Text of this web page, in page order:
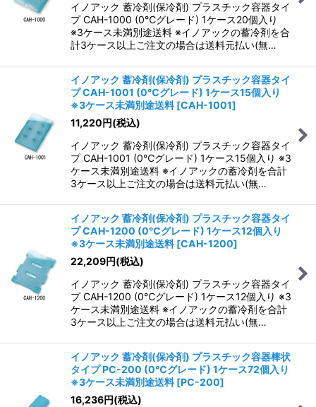
イノアック 蓄冷剤(保冷剤) プラスチック容器タイ
プ CAH-1000 (0℃グレード) 1ケース20個入り
※3ケース未満別途送料 ※イノアックの蓄冷剤を合
計3ケース以上ご注文の場合は送料元払い(無…
イノアック 蓄冷剤(保冷剤) プラスチック容器タイ
プ CAH-1001 (0℃グレード) 1ケース15個入り
※3ケース未満別途送料 [CAH-1001]
11,220円(税込)
イノアック 蓄冷剤(保冷剤) プラスチック容器タイ
プ CAH-1001 (0℃グレード) 1ケース15個入り ※3
ケース未満別途送料 ※イノアックの蓄冷剤を合計
3ケース以上ご注文の場合は送料元払い(無…
イノアック 蓄冷剤(保冷剤) プラスチック容器タイ
プ CAH-1200 (0℃グレード) 1ケース12個入り
※3ケース未満別途送料 [CAH-1200]
22,209円(税込)
イノアック 蓄冷剤(保冷剤) プラスチック容器タイ
プ CAH-1200 (0℃グレード) 1ケース12個入り ※3
ケース未満別途送料 ※イノアックの蓄冷剤を合計
3ケース以上ご注文の場合は送料元払い(無…
イノアック 蓄冷剤(保冷剤) プラスチック容器棒状
タイプ PC-200 (0℃グレード) 1ケース72個入り
※3ケース未満別途送料 [PC-200]
16,236円(税込)